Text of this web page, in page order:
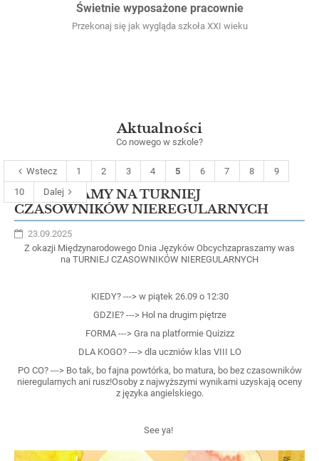
Świetnie wyposażone pracownie
Przekonaj się jak wygląda szkoła XXI wieku
Aktualności
Co nowego w szkole?
ZAPRASZAMY NA TURNIEJ
CZASOWNIKÓW NIEREGULARNYCH
23.09.2025
Z okazji Międzynarodowego Dnia Języków Obcychzapraszamy was
na TURNIEJ CZASOWNIKÓW NIEREGULARNYCH
KIEDY? ---> w piątek 26.09 o 12:30
GDZIE? ---> Hol na drugim piętrze
FORMA ---> Gra na platformie Quizizz
DLA KOGO? ---> dla uczniów klas VIII LO
PO CO? ---> Bo tak, bo fajna powtórka, bo matura, bo bez czasowników
nieregularnych ani rusz!Osoby z najwyższymi wynikami uzyskają oceny
z języka angielskiego.
See ya!
Wstecz 1 2 3 4 5 6 7 8
9
10
Dalej